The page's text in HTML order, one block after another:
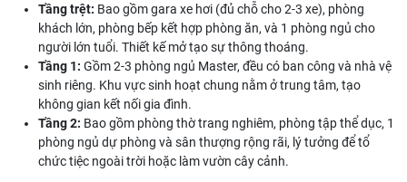
Tầng trệt: Bao gồm gara xe hơi (đủ chỗ cho 2-3 xe), phòng
khách lớn, phòng bếp kết hợp phòng ăn, và 1 phòng ngủ cho
người lớn tuổi. Thiết kế mở tạo sự thông thoáng.
Tầng 1: Gồm 2-3 phòng ngủ Master, đều có ban công và nhà vệ
sinh riêng. Khu vực sinh hoạt chung nằm ở trung tâm, tạo
không gian kết nối gia đình.
Tầng 2: Bao gồm phòng thờ trang nghiêm, phòng tập thể dục, 1
phòng ngủ dự phòng và sân thượng rộng rãi, lý tưởng để tổ
chức tiệc ngoài trời hoặc làm vườn cây cảnh.